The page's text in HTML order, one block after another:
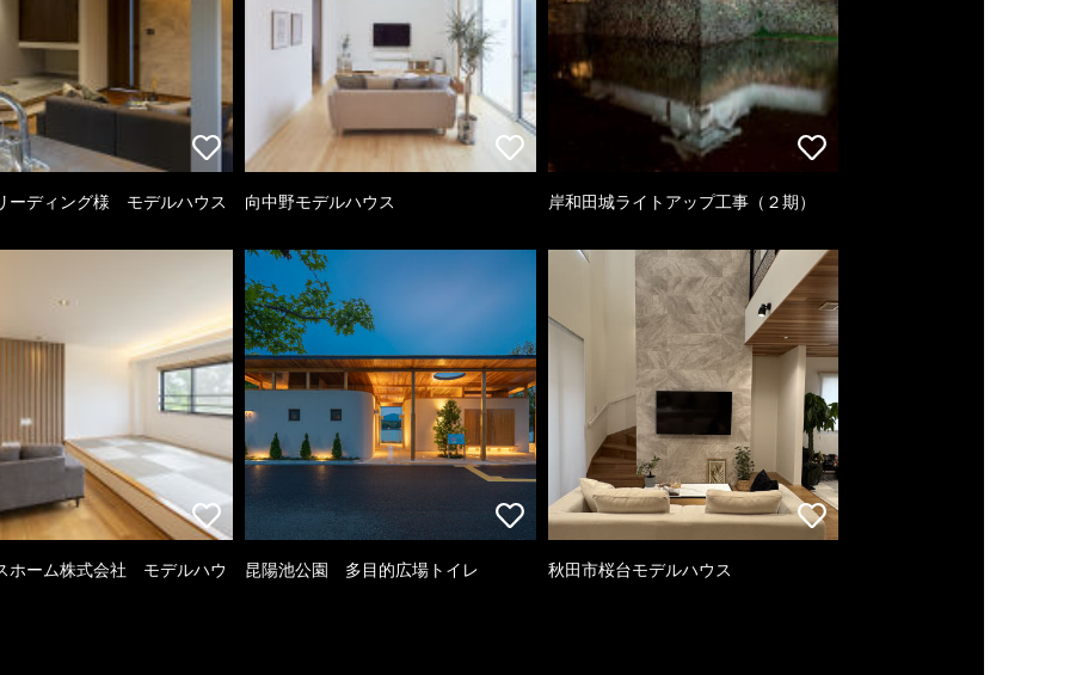
ーディング様 モデルハウス 向中野モデルハウス 岸和田城ライトアップ工事（２期）
ホーム株式会社 モデルハウ 昆陽池公園 多目的広場トイレ 秋田市桜台モデルハウス